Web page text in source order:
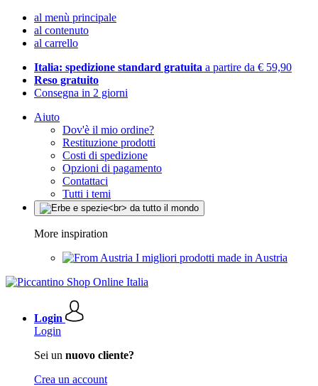
al menù principale
al contenuto
al carrello
Italia: spedizione standard gratuita a partire da € 59,90
Reso gratuito
Consegna in 2 giorni
Aiuto
Dov'è il mio ordine?
Restituzione prodotti
Costi di spedizione
Opzioni di pagamento
Contattaci
Tutti i temi
More inspiration
I migliori prodotti made in Austria
Login
Login
Sei un nuovo cliente?
Crea un account